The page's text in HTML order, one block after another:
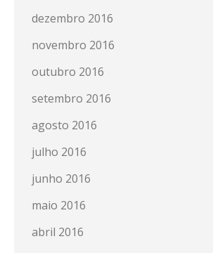
dezembro 2016
novembro 2016
outubro 2016
setembro 2016
agosto 2016
julho 2016
junho 2016
maio 2016
abril 2016